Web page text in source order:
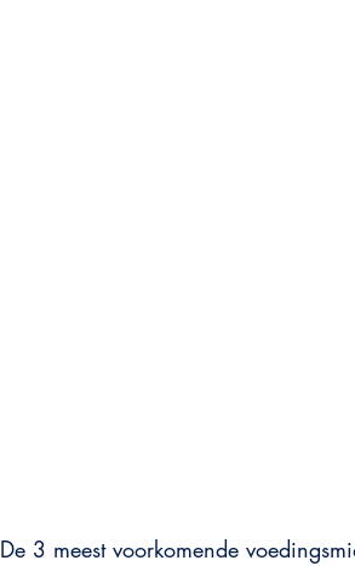
De 3 meest voorkomende